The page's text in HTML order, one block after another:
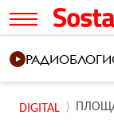
РАДИОБЛОГИ
DIGITAL